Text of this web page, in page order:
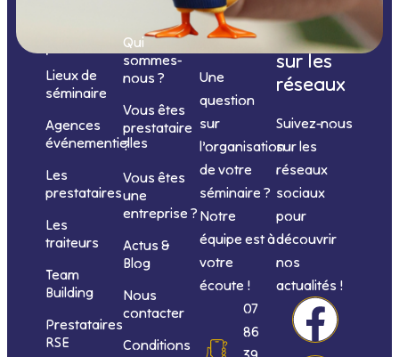
prestations
Lieux de
séminaire
Agences
événementielles
Les
prestataires
Les
traiteurs
Team
Building
Prestataires
RSE
Informations
Qui
sommes-
nous ?
Vous êtes
prestataire
?
Vous êtes
une
entreprise ?
Actus &
Blog
Nous
contacter
Conditions
Nous
contacter
Une
question
sur
l’organisation
de votre
séminaire ?
Notre
équipe est à
votre
écoute !
07
86
Nous
suivre
sur les
réseaux
Suivez-nous
sur les
réseaux
sociaux
pour
découvrir
nos
actualités !
F
I
L
Y